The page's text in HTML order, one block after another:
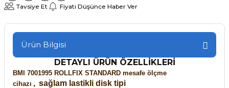
Tavsiye Et Fiyatı Düşünce Haber Ver
Ürün Bilgisi
DETAYLI ÜRÜN ÖZELLİKLERİ
BMI 7001995 ROLLFIX STANDARD mesafe ölçme
cihazı , sağlam lastikli disk tipi